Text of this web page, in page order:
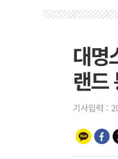
대명
랜드
기사입력 :